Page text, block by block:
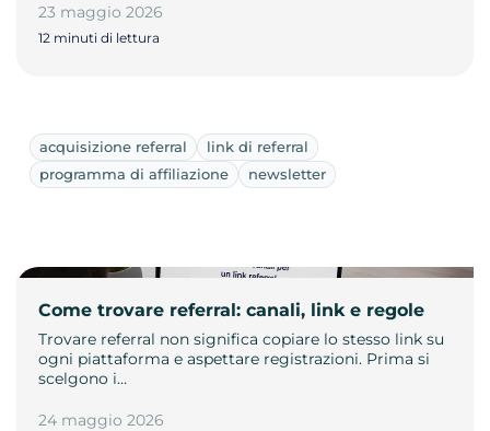
23 maggio 2026
12 minuti di lettura
acquisizione referral
link di referral
programma di affiliazione
newsletter
Come trovare referral: canali, link e regole
Trovare referral non significa copiare lo stesso link su
ogni piattaforma e aspettare registrazioni. Prima si
scelgono i…
24 maggio 2026